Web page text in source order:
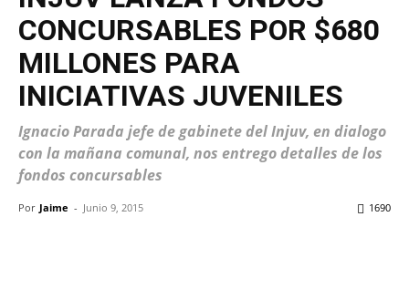
CONCURSABLES POR $680
MILLONES PARA
INICIATIVAS JUVENILES
Ignacio Parada jefe de gabinete del Injuv, en dialogo
con la mañana comunal, nos entrego detalles de los
fondos concursables
Por Jaime - Junio 9, 2015 1690